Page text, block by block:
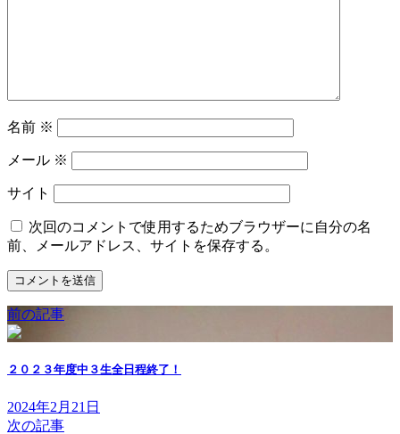
名前 ※
メール ※
サイト
次回のコメントで使用するためブラウザーに自分の名
前、メールアドレス、サイトを保存する。
前の記事
２０２３年度中３生全日程終了！
2024年2月21日
次の記事